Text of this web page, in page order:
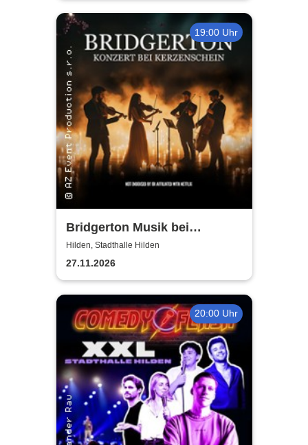
19:00 Uhr
Bridgerton Musik bei
Kerzenschein
Hilden, Stadthalle Hilden
27.11.2026
20:00 Uhr